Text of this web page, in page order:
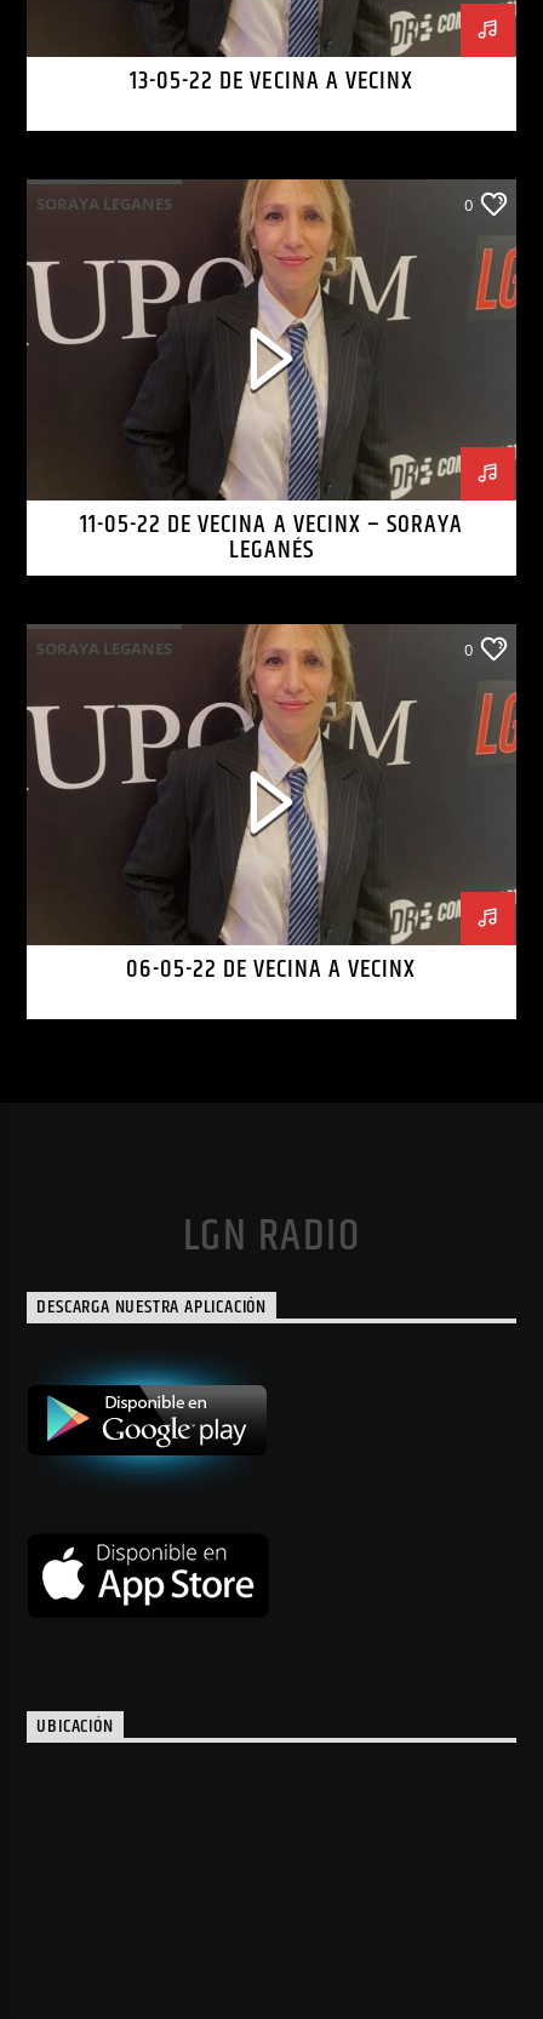
13-05-22 DE VECINA A VECINX
SORAYA LEGANES 0
11-05-22 DE VECINA A VECINX – SORAYA
LEGANÉS
SORAYA LEGANES 0
06-05-22 DE VECINA A VECINX
LGN RADIO
DESCARGA NUESTRA APLICACIÓN
UBICACIÓN